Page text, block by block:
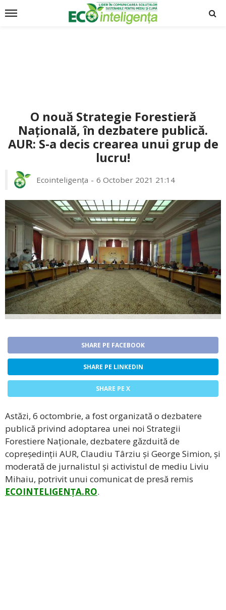
O nouă Strategie Forestieră
Națională, în dezbatere publică.
AUR: S-a decis crearea unui grup de
lucru!
Ecointeligența 6 October 2021 21:14
SHARE PE FACEBOOK
SHARE PE LINKEDIN
SHARE PE X
Astăzi, 6 octombrie, a fost organizată o dezbatere
publică privind adoptarea unei noi Strategii
Forestiere Naționale, dezbatere găzduită de
copreședinții AUR, Claudiu Târziu și George Simion, și
moderată de jurnalistul și activistul de mediu Liviu
Mihaiu, potrivit unui comunicat de presă remis
ECOINTELIGENȚA.RO.